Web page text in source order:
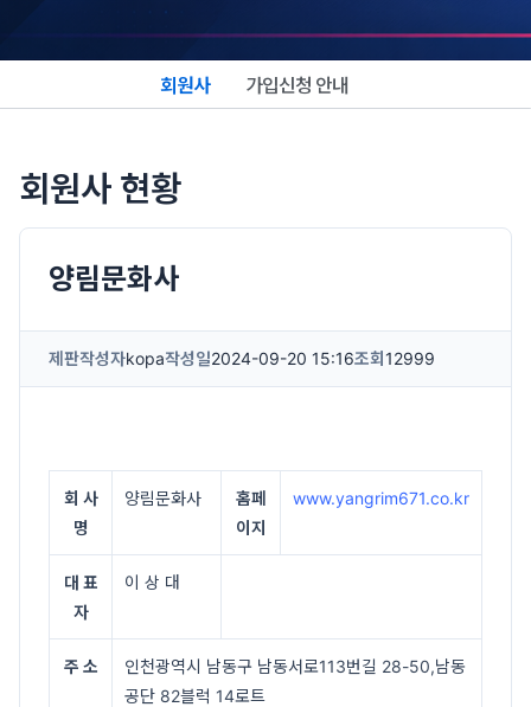
회원사 가입신청 안내
회원사 현황
양림문화사
제판작성자kopa작성일2024-09-20 15:16조회 12999
회 사
명
양림문화사
홈페
이지
www.yangrim671.co.kr
대 표
자
이 상 대
주 소
인천광역시 남동구 남동서로113번길 28-50,남동
공단 82블럭 14로트